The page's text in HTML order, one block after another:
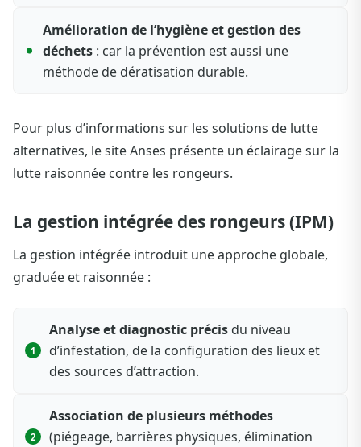
Amélioration de l’hygiène et gestion des
déchets : car la prévention est aussi une
méthode de dératisation durable.
Pour plus d’informations sur les solutions de lutte
alternatives, le site Anses présente un éclairage sur la
lutte raisonnée contre les rongeurs.
La gestion intégrée des rongeurs (IPM)
La gestion intégrée introduit une approche globale,
graduée et raisonnée :
Analyse et diagnostic précis du niveau
d’infestation, de la configuration des lieux et
des sources d’attraction.
Association de plusieurs méthodes
(piégeage, barrières physiques, élimination